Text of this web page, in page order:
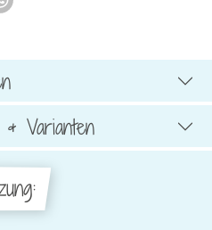
Varianten